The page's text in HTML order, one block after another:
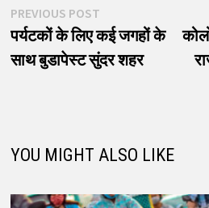
पोस्ट
नेविगेशन
PREVIOUS POSTPrevious
post:
पर्यटकों के लिए कई जगहों के
साथ बुडापेस्ट सुंदर शहर
YOU MIGHT ALSO LIKE